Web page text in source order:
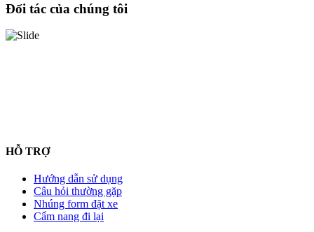
Đối tác của chúng tôi
HỖ TRỢ
Hướng dẫn sử dụng
Câu hỏi thường gặp
Nhúng form đặt xe
Cẩm nang đi lại